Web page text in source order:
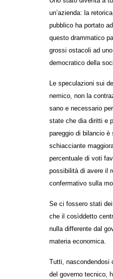
MEDIO
un’azienda: la
pubblico ha portato
questo drammatico
grossi ostacoli ad
democratico della
Le speculazioni sui
nemico, non la
sano e necessario
state che dia diritti e
pareggio di bilancio
schiacciante
percentuale di voti
possibilità di avere il
confermativo sulla
Se ci fossero stati
che il cosìddetto
nulla differente dal
materia economica.
Tutti, nascondendosi
del governo tecnico,